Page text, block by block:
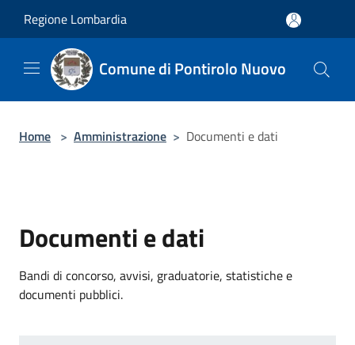
Regione Lombardia
Comune di Pontirolo Nuovo
Home > Amministrazione > Documenti e dati
Documenti e dati
Bandi di concorso, avvisi, graduatorie, statistiche e
documenti pubblici.